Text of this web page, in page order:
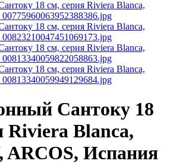
Сантоку 18
Riviera Blanca,
ARCOS, Испания